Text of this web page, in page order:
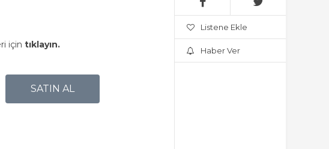
için tıklayın.
Listene Ekle
Haber Ver